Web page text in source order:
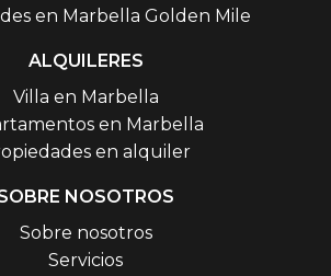
en Marbella Golden Mile
ALQUILERES
Villa en Marbella
en Marbella
en alquiler
NOSOTROS
Sobre nosotros
Servicios